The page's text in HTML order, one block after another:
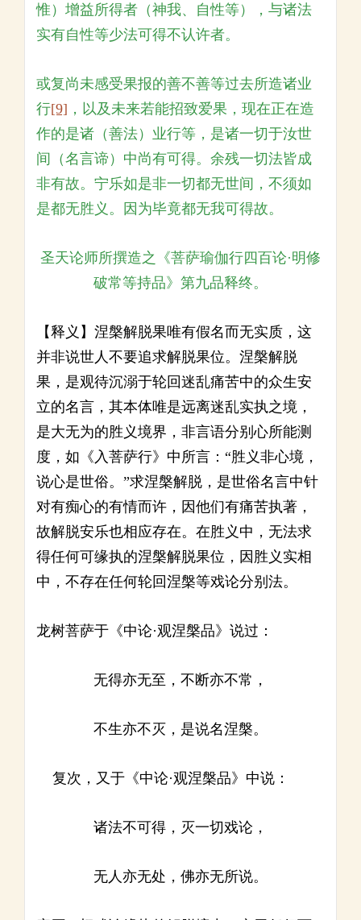
惟）增益所得者（神我、自性等），与诸法
实有自性等少法可得不认许者。
或复尚未感受果报的善不善等过去所造诸业
行[9] ，以及未来若能招致爱果，现在正在造
作的是诸（善法）业行等，是诸一切于汝世
间（名言谛）中尚有可得。余残一切法皆成
非有故。宁乐如是非一切都无世间，不须如
是都无胜义。因为毕竟都无我可得故。
圣天论师所撰造之《菩萨瑜伽行四百论·明修
破常等持品》第九品释终。
【释义】涅槃解脱果唯有假名而无实质，这
并非说世人不要追求解脱果位。涅槃解脱
果，是观待沉溺于轮回迷乱痛苦中的众生安
立的名言，其本体唯是远离迷乱实执之境，
是大无为的胜义境界，非言语分别心所能测
度，如《入菩萨行》中所言：“胜义非心境，
说心是世俗。”求涅槃解脱，是世俗名言中针
对有痴心的有情而许，因他们有痛苦执著，
故解脱安乐也相应存在。在胜义中，无法求
得任何可缘执的涅槃解脱果位，因胜义实相
中，不存在任何轮回涅槃等戏论分别法。
龙树菩萨于《中论·观涅槃品》说过：
无得亦无至，不断亦不常，
不生亦不灭，是说名涅槃。
复次，又于《中论·观涅槃品》中说：
诸法不可得，灭一切戏论，
无人亦无处，佛亦无所说。